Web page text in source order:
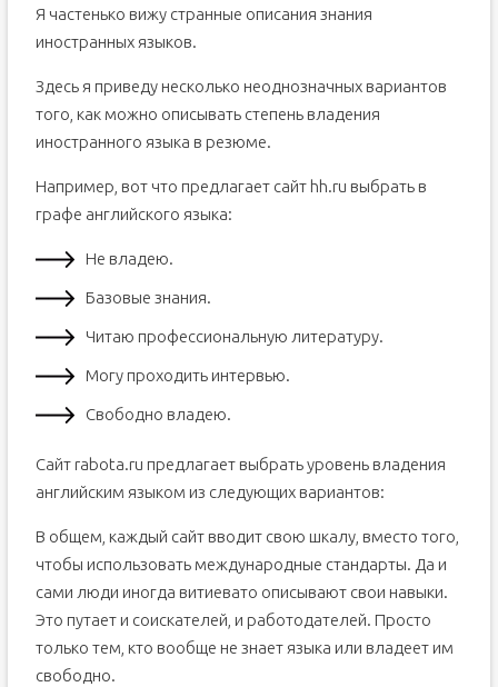
Я частенько вижу странные описания знания
иностранных языков.
Здесь я приведу несколько неоднозначных вариантов
того, как можно описывать степень владения
иностранного языка в резюме.
Например, вот что предлагает сайт hh.ru выбрать в
графе английского языка:
Не владею.
Базовые знания.
Читаю профессиональную литературу.
Могу проходить интервью.
Свободно владею.
Сайт rabota.ru предлагает выбрать уровень владения
английским языком из следующих вариантов:
В общем, каждый сайт вводит свою шкалу, вместо того,
чтобы использовать международные стандарты. Да и
сами люди иногда витиевато описывают свои навыки.
Это путает и соискателей, и работодателей. Просто
только тем, кто вообще не знает языка или владеет им
свободно.